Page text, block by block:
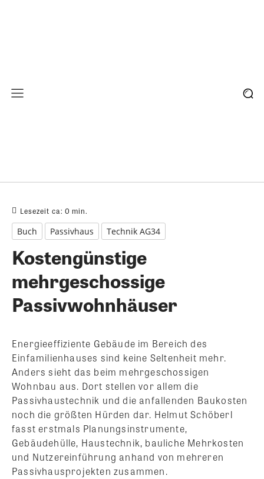
Lesezeit ca: 0 min.
Buch Passivhaus Technik AG34
Kostengünstige
mehrgeschossige
Passivwohnhäuser
Energieeffiziente Gebäude im Bereich des
Einfamilienhauses sind keine Seltenheit mehr.
Anders sieht das beim mehrgeschossigen
Wohnbau aus. Dort stellen vor allem die
Passivhaustechnik und die anfallenden Baukosten
noch die größten Hürden dar. Helmut Schöberl
fasst erstmals Planungsinstrumente,
Gebäudehülle, Haustechnik, bauliche Mehrkosten
und Nutzereinführung anhand von mehreren
Passivhausprojekten zusammen.